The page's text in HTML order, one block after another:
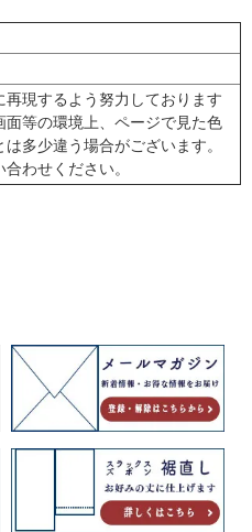
現するよう努力しております
面等の環境上、ページで見た色
多少違う場合がございます。
わせください。